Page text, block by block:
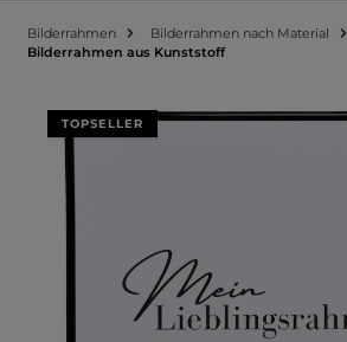
Bilderrahmen
Bilderrahmen nach Material
Bilderrahmen aus Kunststoff
Bildergalerie überspringen
TOPSELLER